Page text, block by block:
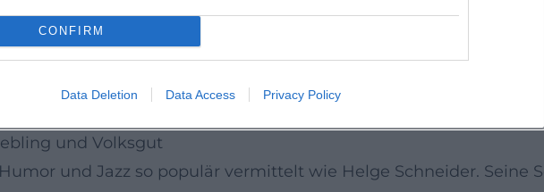
CONFIRM
Data Deletion Data Access Privacy Policy
roh und lebendig, oft nah am Ensemble-Klang. Arrangements
Call-and-Response-Phrasen und Stimmimprovisationen im
bricht sie aber mit der Lust am Klamauk – Schneider macht
und Volksgut
und Jazz so populär vermittelt wie Helge Schneider. Seine